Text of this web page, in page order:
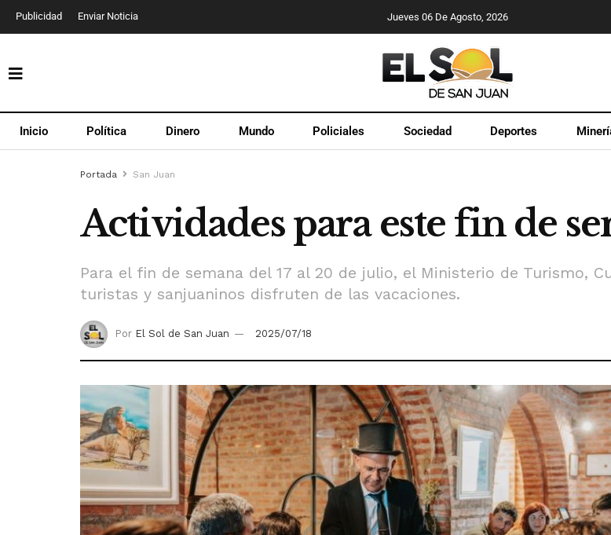
Publicidad Enviar Noticia Jueves 06 De Agosto, 2026
Inicio Política Dinero Mundo Policiales Sociedad Deportes
Portada San Juan
Actividades para este fin de
Para el fin de semana del 17 al 20 de julio, el Ministerio de Turismo,
turistas y sanjuaninos disfruten de las vacaciones.
Por El Sol de San Juan 2025/07/18